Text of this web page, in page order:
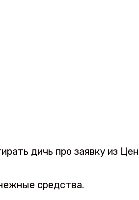
дичь про заявку из
средства.